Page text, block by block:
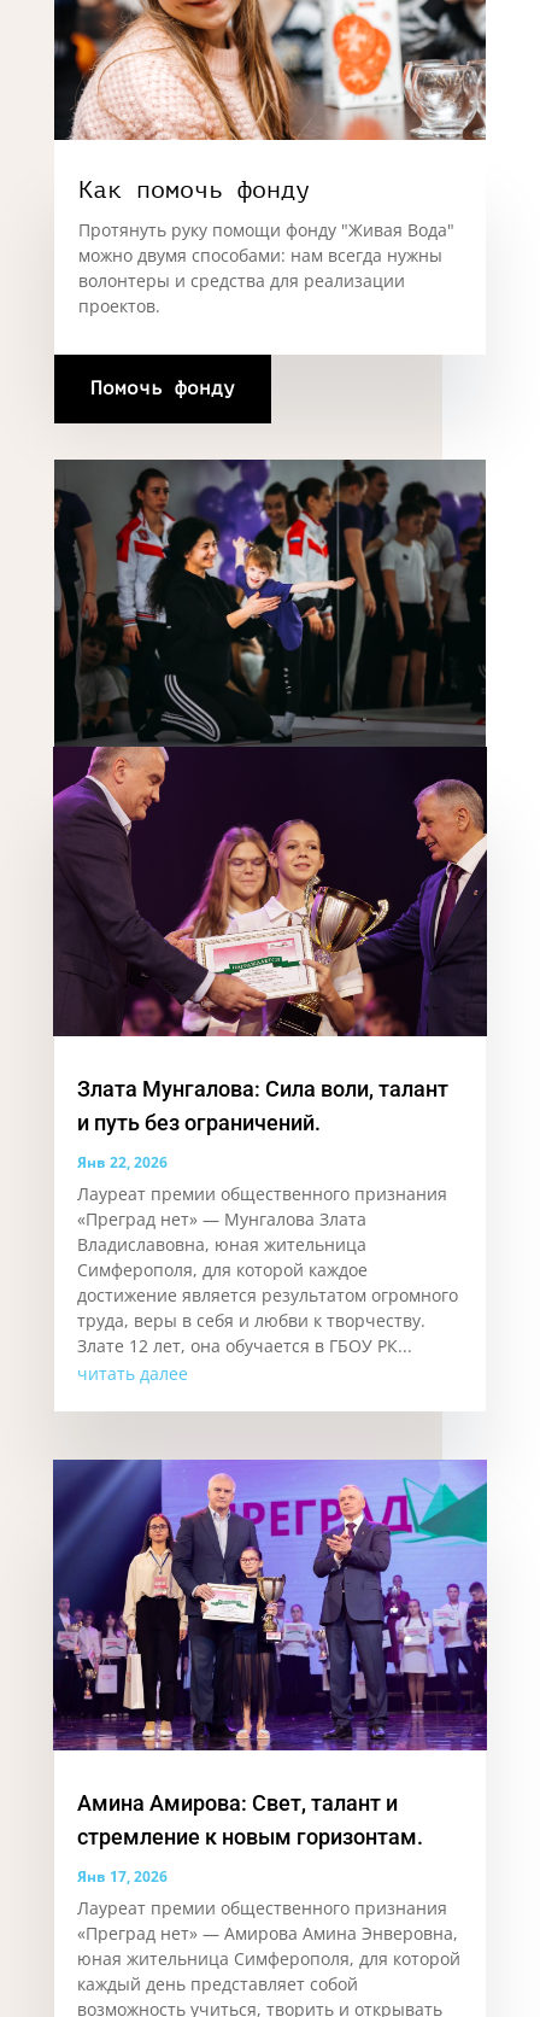
Как помочь фонду
Протянуть руку помощи фонду "Живая Вода"
можно двумя способами: нам всегда нужны
волонтеры и средства для реализации
проектов.
Помочь фонду
Злата Мунгалова: Сила воли, талант
и путь без ограничений.
Янв 22, 2026
Лауреат премии общественного признания
«Преград нет» — Мунгалова Злата
Владиславовна, юная жительница
Симферополя, для которой каждое
достижение является результатом огромного
труда, веры в себя и любви к творчеству.
Злате 12 лет, она обучается в ГБОУ РК...
читать далее
Амина Амирова: Свет, талант и
стремление к новым горизонтам.
Янв 17, 2026
Лауреат премии общественного признания
«Преград нет» — Амирова Амина Энверовна,
юная жительница Симферополя, для которой
каждый день представляет собой
возможность учиться, творить и открывать